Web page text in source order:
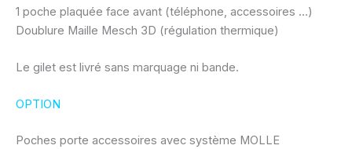
1 poche plaquée face avant (téléphone, accessoires …)
Doublure Maille Mesch 3D (régulation thermique)
Le gilet est livré sans marquage ni bande.
OPTION
Poches porte accessoires avec système MOLLE